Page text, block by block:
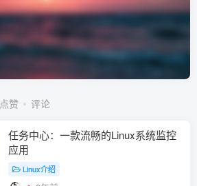
点赞 评论
任务中心：一款流畅的Linux系统监控
应用
Linux介绍